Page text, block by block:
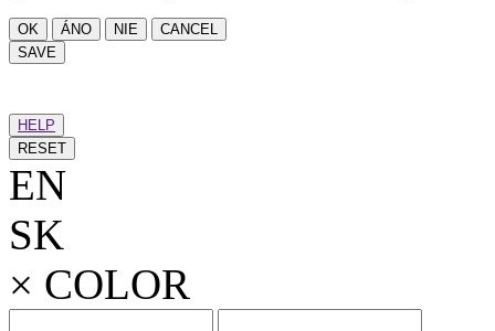
OK ÁNO NIE
CANCEL
SAVE
HELP
RESET
EN
SK
× COLOR